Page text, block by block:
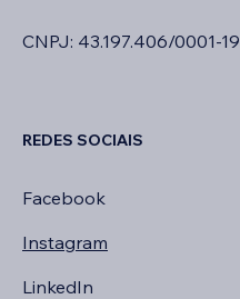
CNPJ: 43.197.406/0001-19
REDES SOCIAIS
Facebook
Instagram
LinkedIn